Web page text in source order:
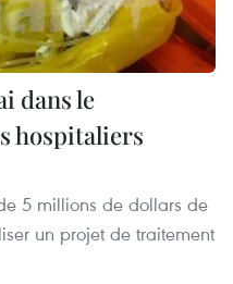
dans le
hospitaliers
5 millions de dollars de
un projet de traitement